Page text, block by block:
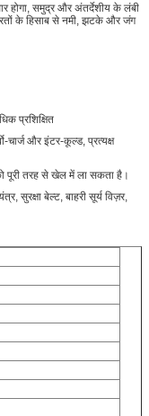
होगा, समुद्र और अंतर्देशीय के लंबी
के हिसाब से नमी, झटके और जंग
प्रशिक्षित
चार्ज और इंटर-कूल्ड, प्रत्यक्ष
पूरी तरह से खेल में ला सकता है।
सुरक्षा बेल्ट, बाहरी सूर्य विज़र,